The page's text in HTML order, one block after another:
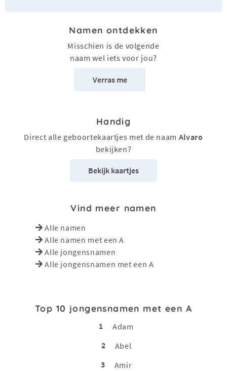
Namen ontdekken
Misschien is de volgende
naam wel iets voor jou?
Verras me
Handig
Direct alle geboortekaartjes met de naam Alvaro
bekijken?
Bekijk kaartjes
Vind meer namen
Alle namen
Alle namen met een A
Alle jongensnamen
Alle jongensnamen met een A
Top 10 jongensnamen met een A
1
Adam
2
Abel
3
Amir